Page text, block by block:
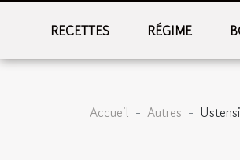
RECETTES RÉGIME
Accueil Autres